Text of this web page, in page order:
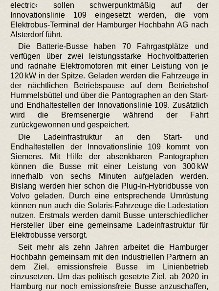
electric‹ sollen schwerpunktmäßig auf der
Innovationslinie 109 eingesetzt werden, die vom
Elektrobus-Terminal der Hamburger Hochbahn AG nach
Alsterdorf führt.
Die Batterie-Busse haben 70 Fahrgastplätze und
verfügen über zwei leistungsstarke Hochvoltbatterien
und radnahe Elektromotoren mit einer Leistung von je
120 kW in der Spitze. Geladen werden die Fahrzeuge in
der nächtlichen Betriebspause auf dem Betriebshof
Hummelsbüttel und über die Pantographen an den Start-
und Endhaltestellen der Innovationslinie 109. Zusätzlich
wird die Bremsenergie während der Fahrt
zurückgewonnen und gespeichert.
Die Ladeinfrastruktur an den Start- und
Endhaltestellen der Innovationslinie 109 kommt von
Siemens. Mit Hilfe der absenkbaren Pantographen
können die Busse mit einer Leistung von 300 kW
innerhalb von sechs Minuten aufgeladen werden.
Bislang werden hier schon die Plug-In-Hybridbusse von
Volvo geladen. Durch eine entsprechende Umrüstung
können nun auch die Solaris-Fahrzeuge die Ladestation
nutzen. Erstmals werden damit Busse unterschiedlicher
Hersteller über eine gemeinsame Ladeinfrastruktur für
Elektrobusse versorgt.
Seit mehr als zehn Jahren arbeitet die Hamburger
Hochbahn gemeinsam mit den industriellen Partnern an
dem Ziel, emissionsfreie Busse im Linienbetrieb
einzusetzen. Um das politisch gesetzte Ziel, ab 2020 in
Hamburg nur noch emissionsfreie Busse anzuschaffen,